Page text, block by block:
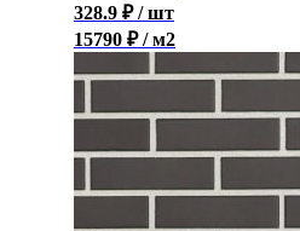
328.9 ₽ / шт
15790 ₽ / м2